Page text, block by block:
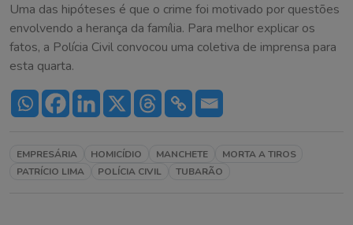
Uma das hipóteses é que o crime foi motivado por questões
envolvendo a herança da família. Para melhor explicar os
fatos, a Polícia Civil convocou uma coletiva de imprensa para
esta quarta.
EMPRESÁRIA HOMICÍDIO MANCHETE
MORTA A TIROS
PATRÍCIO LIMA
POLÍCIA CIVIL TUBARÃO